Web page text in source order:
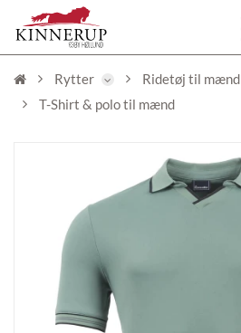
Rytter
Ridetøj til mænd
T-Shirt & polo til mænd